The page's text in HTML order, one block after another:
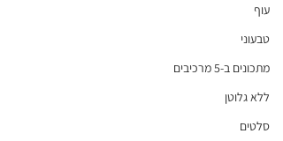
עוף
טבעוני
מתכונים ב-5 מרכיבים
ללא גלוטן
סלטים